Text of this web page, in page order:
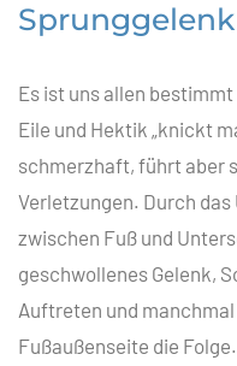
Sprunggelenk
Es ist uns allen
Eile und Hektik „knickt
schmerzhaft, führt aber
Verletzungen. Durch
zwischen Fuß und
geschwollenes Gelenk,
Auftreten und
Fußaußenseite die